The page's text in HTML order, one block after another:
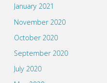
January 2021
November 2020
October 2020
September 2020
July 2020